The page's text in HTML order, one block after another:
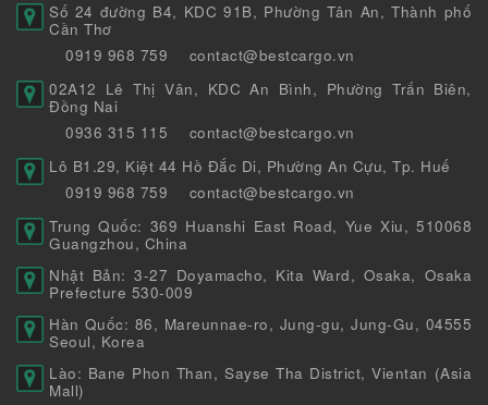
Số 24 đường B4, KDC 91B, Phường Tân An, Thành phố
Cần Thơ
0919 968 759
contact@bestcargo.vn
02A12 Lê Thị Vân, KDC An Bình, Phường Trấn Biên,
Đồng Nai
0936 315 115
contact@bestcargo.vn
Lô B1.29, Kiệt 44 Hồ Đắc Di, Phường An Cựu, Tp. Huế
0919 968 759
contact@bestcargo.vn
Trung Quốc: 369 Huanshi East Road, Yue Xiu, 510068
Guangzhou, China
Nhật Bản: 3-27 Doyamacho, Kita Ward, Osaka, Osaka
Prefecture 530-009
Hàn Quốc: 86, Mareunnae-ro, Jung-gu, Jung-Gu, 04555
Seoul, Korea
Lào: Bane Phon Than, Sayse Tha District, Vientan (Asia
Mall)